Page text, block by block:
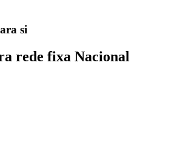
si
rede fixa Nacional